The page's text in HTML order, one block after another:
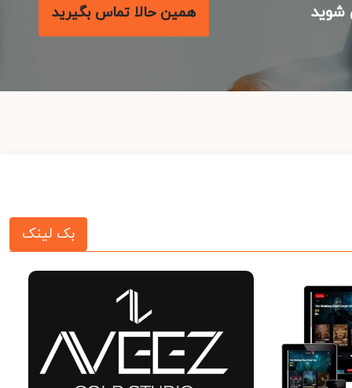
همین حالا تماس بگیرید
بک لینک